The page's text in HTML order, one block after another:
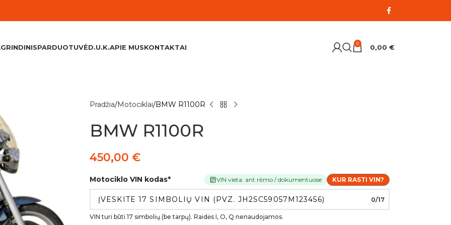
PARDUOTUVĖD.U.K.APIE MUSKONTAKTAI 0 0,00 €
Pradžia Motociklai BMW R1100R
BMW R1100R
450,00 €
Motociklo VIN kodas* VIN vieta: ant rėmo / dokumentuose KUR RASTI VIN?
0/17
VIN turi būti 17 simbolių (be tarpų). Raidės I, O, Q nenaudojamos.